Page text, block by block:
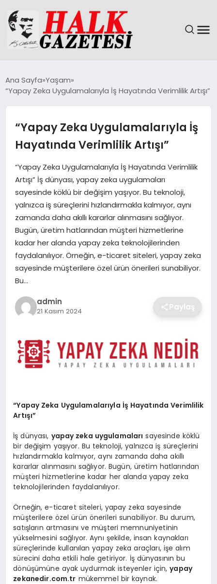
DÜNYA
EĞITIM
EKONOMI
MAGAZIN
SAĞLIK
TEKNOLOJI
YAŞAM
Ana Sayfa Yaşam
“Yapay Zeka Uygulamalarıyla İş Hayatında Verimlilik Artışı”
“Yapay Zeka Uygulamalarıyla İş
Hayatında Verimlilik Artışı”
“Yapay Zeka Uygulamalarıyla İş Hayatında Verimlilik
Artışı” İş dünyası, yapay zeka uygulamaları
sayesinde köklü bir değişim yaşıyor. Bu teknoloji,
yalnızca iş süreçlerini hızlandırmakla kalmıyor, aynı
zamanda daha akıllı kararlar alınmasını sağlıyor.
Bugün, üretim hatlarından müşteri hizmetlerine
kadar her alanda yapay zeka teknolojilerinden
faydalanılıyor. Örneğin, e-ticaret siteleri, yapay zeka
sayesinde müşterilere özel ürün önerileri sunabiliyor.
Bu…
admin
21 Kasım 2024 Paylaş
“Yapay Zeka Uygulamalarıyla İş Hayatında Verimlilik
Artışı”
İş dünyası, yapay zeka uygulamaları sayesinde köklü
bir değişim yaşıyor. Bu teknoloji, yalnızca iş süreçlerini
hızlandırmakla kalmıyor, aynı zamanda daha akıllı
kararlar alınmasını sağlıyor. Bugün, üretim hatlarından
müşteri hizmetlerine kadar her alanda yapay zeka
teknolojilerinden faydalanılıyor.
Örneğin, e-ticaret siteleri, yapay zeka sayesinde
müşterilere özel ürün önerileri sunabiliyor. Bu durum,
satışların artmasını ve müşteri memnuniyetinin
yükselmesini sağlıyor. Aynı şekilde, insan kaynakları
süreçlerinde kullanılan yapay zeka araçları, işe alım
sürecini daha etkili hale getiriyor. İş dünyasının bu
dönüşümüne ayak uydurmak isteyenler için,yapay
zekanedir.com.tr mükemmel bir kaynak.